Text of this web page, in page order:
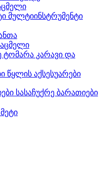
მულტიინსტრუმენტი
კარავი და
წყლის აქსესუარები
სასაჩუქრე ბარათიები